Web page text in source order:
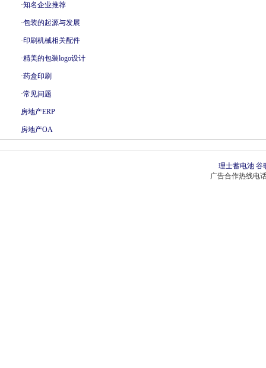
·知名企业推荐
·包装的起源与发展
·印刷机械相关配件
·精美的包装logo设计
·药盒印刷
·常见问题
房地产ERP
房地产OA
理士蓄电池 谷
广告合作热线电